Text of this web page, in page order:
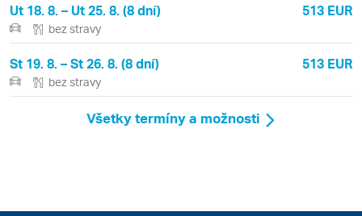
Ut 18. 8. – Ut 25. 8. (8 dní) 513 EUR
bez stravy
St 19. 8. – St 26. 8. (8 dní) 513 EUR
bez stravy
Všetky termíny a možnosti